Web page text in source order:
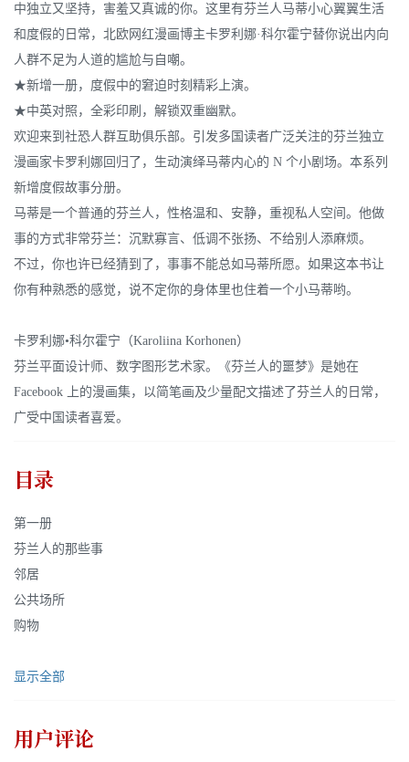
中独立又坚持，害羞又真诚的你。这里有芬兰人马蒂小心翼翼生活
和度假的日常，北欧网红漫画博主卡罗利娜·科尔霍宁替你说出内向
人群不足为人道的尴尬与自嘲。
★新增一册，度假中的窘迫时刻精彩上演。
★中英对照，全彩印刷，解锁双重幽默。
欢迎来到社恐人群互助俱乐部。引发多国读者广泛关注的芬兰独立
漫画家卡罗利娜回归了，生动演绎马蒂内心的 N 个小剧场。本系列
新增度假故事分册。
马蒂是一个普通的芬兰人，性格温和、安静，重视私人空间。他做
事的方式非常芬兰：沉默寡言、低调不张扬、不给别人添麻烦。
不过，你也许已经猜到了，事事不能总如马蒂所愿。如果这本书让
你有种熟悉的感觉，说不定你的身体里也住着一个小马蒂哟。
卡罗利娜•科尔霍宁（Karoliina Korhonen）
芬兰平面设计师、数字图形艺术家。《芬兰人的噩梦》是她在
Facebook 上的漫画集，以简笔画及少量配文描述了芬兰人的日常，
广受中国读者喜爱。
目录
第一册
芬兰人的那些事
邻居
公共场所
购物
显示全部
用户评论